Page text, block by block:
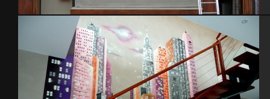
Salon tatouage 2009